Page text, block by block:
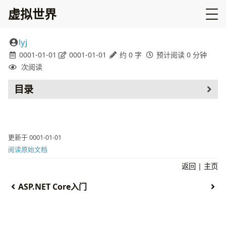
虚拟世界
lyj
0001-01-01 0001-01-01 约 0 字
预计阅读 0 分钟
次阅读
目录
更新于 0001-01-01
阅读原始文档
返回 | 主页
ASP.NET Core入门